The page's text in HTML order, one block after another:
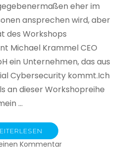
eher im
ansprechen wird, aber
des Workshops
Michael Krammel CEO
ein Unternehmen, das aus
Cybersecurity kommt.Ich
an dieser Workshopreihe
…
Kommentarzu